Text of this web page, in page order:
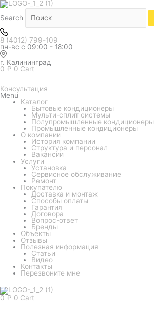
Search
8 (4012) 799-109
пн-вс с 09:00 - 18:00
г. Калининград
0 ₽ 0 Cart
Консультация
Menu
Каталог
Бытовые кондиционеры
Мульти-сплит системы
Полупромышленные кондиционеры
Промышленные кондиционеры
О компании
История компании
Структура и персонал
Вакансии
Услуги
Установка
Сервисное обслуживание
Ремонт
Покупателю
Доставка и монтаж
Способы оплаты
Гарантия
Договора
Вопрос-ответ
Бренды
Объекты
Отзывы
Полезная информация
Статьи
Видео
Контакты
Перезвоните мне
0 ₽ 0 Cart
Количество
товара
Наружный
блок
мульти
системы
Daikin
MXM-
A
3MXM52A